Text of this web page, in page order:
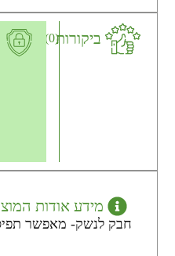
ביקורות(0)
מידע אודות
חבק לנשק- מאפשר